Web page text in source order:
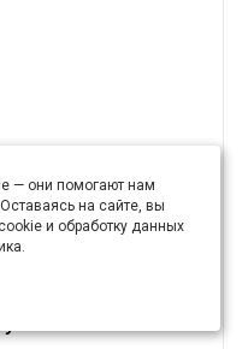
1 шт.) арт. А32 (8
— они помогают нам
на сайте, вы
и обработку данных